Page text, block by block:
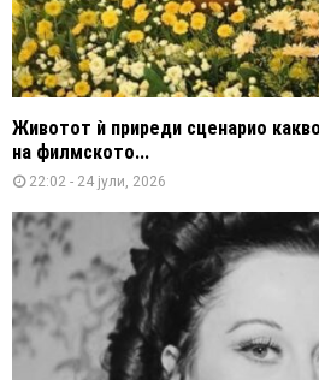
Животот ѝ приреди сценарио
на филмското...
22:02 - 24 јули, 2026